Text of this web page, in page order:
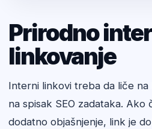
Prirodno
linkovanje
Interni linkovi treba da liče
na spisak SEO zadataka.
dodatno objašnjenje, link je